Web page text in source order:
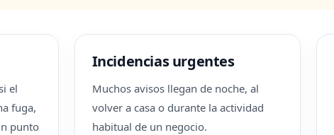
el
fuga,
punto
Incidencias urgentes
Muchos avisos llegan de noche, al
volver a casa o durante la actividad
habitual de un negocio.